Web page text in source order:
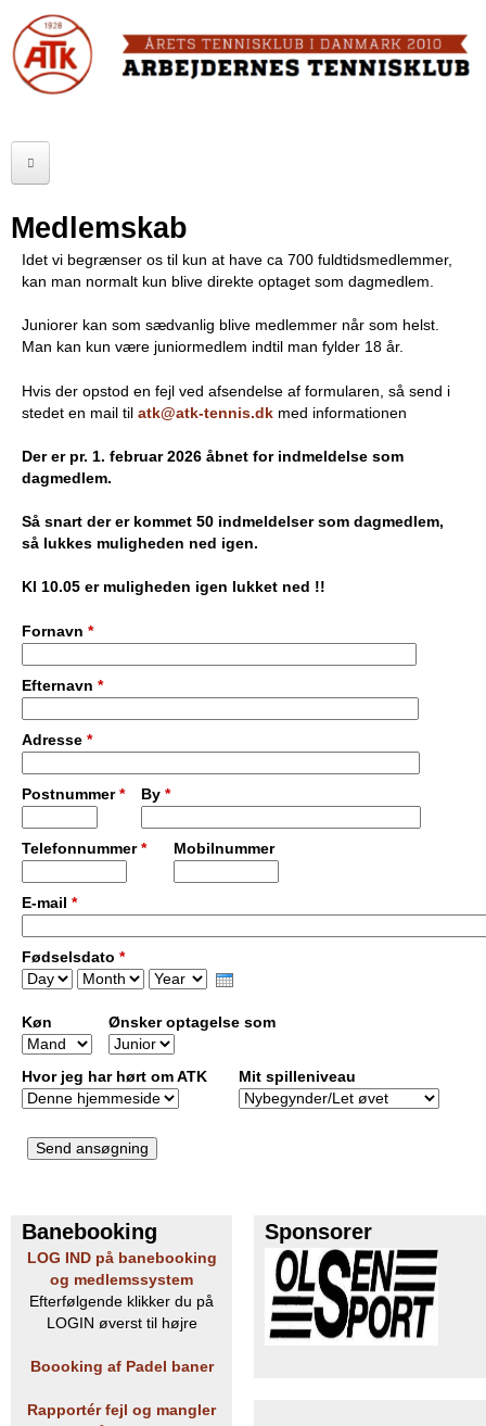
to
main
b
e
d
e
n
e
e
n
n
s
K
u
b
FORSIDE
JUNIOR
MOTIONISTER
TURNERINGER
MAKKERBØRS
PADEL I ATK
Medlemskab
Idet vi begrænser os til kun at have ca 700 fuldtidsmedlemmer,
kan man normalt kun blive direkte optaget som dagmedlem.
Juniorer kan som sædvanlig blive medlemmer når som helst.
Man kan kun være juniormedlem indtil man fylder 18 år.
Hvis der opstod en fejl ved afsendelse af formularen, så send i
stedet en mail til atk@atk-tennis.dk med informationen
Der er pr. 1. februar 2026 åbnet for indmeldelse som
dagmedlem.
Så snart der er kommet 50 indmeldelser som dagmedlem,
så lukkes muligheden ned igen.
Kl 10.05 er muligheden igen lukket ned !!
Fornavn *
Efternavn *
Adresse *
Postnummer * By *
Telefonnummer * Mobilnummer
E-mail *
Fødselsdato *
D
y
M
t
Y
a
r
Køn
Mit spilleniveau
Hvor jeg har hørt om ATK
Ønsker optagelse som
Banebooking
LOG IND på banebooking
og medlemssystem
Efterfølgende klikker du på
LOGIN øverst til højre
Boooking af Padel baner
Rapportér fejl og mangler
Sponsorer